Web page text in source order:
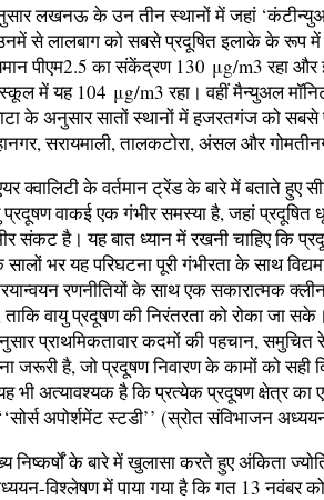
लखनऊ के उन तीन स्थानों में जहां
से लालबाग को सबसे प्रदूषित इलाके के रूप में
पीएम2.5 का संकेंद्रण 130 μg/m3 रहा
में यह 104 μg/m3 रहा। वहीं मैन्युअल
के अनुसार सातों स्थानों में हजरतगंज को सबसे
सरायमाली, तालकटोरा, अंसल और
क्वालिटी के वर्तमान ट्रेंड के बारे में बताते हुए
प्रदूषण वाकई एक गंभीर समस्या है, जहां
संकट है। यह बात ध्यान में रखनी चाहिए कि
सालों भर यह परिघटना पूरी गंभीरता के साथ
रणनीतियों के साथ एक सकारात्मक
ताकि वायु प्रदूषण की निरंतरता को रोका जा
प्राथमिकतावार कदमों की पहचान, समुचित
जरूरी है, जो प्रदूषण निवारण के कामों को
भी अत्यावश्यक है कि प्रत्येक प्रदूषण क्षेत्र
अपोर्शमेंट स्टडी’’ (स्रोत संविभाजन
निष्कर्षों के बारे में खुलासा करते हुए अंकिता
विश्लेषण में पाया गया है कि गत 13 नवंबर